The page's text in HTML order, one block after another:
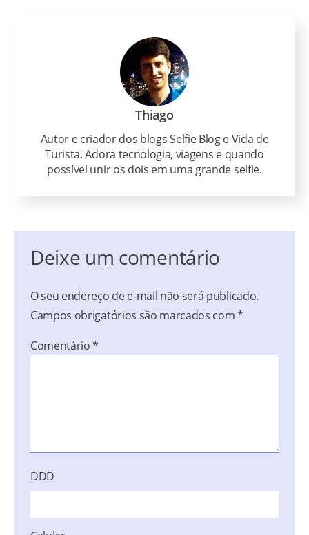
Thiago
Autor e criador dos blogs Selfie Blog e Vida de
Turista. Adora tecnologia, viagens e quando
possível unir os dois em uma grande selfie.
Deixe um comentário
O seu endereço de e-mail não será publicado.
Campos obrigatórios são marcados com*
Comentário*
DDD